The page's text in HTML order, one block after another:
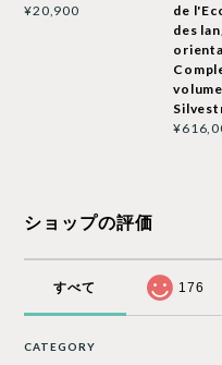
¥20,900
de
des
ショップの評価
すべて 176
CATEGORY